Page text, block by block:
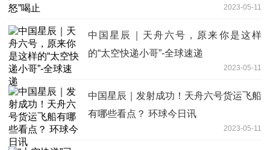
2023-05-11
中国星辰｜天舟六号，原来你是这样
的“太空快递小哥”-全球速递
2023-05-11
中国星辰｜发射成功！天舟六号货运飞船
有哪些看点？ 环球今日讯
2023-05-11